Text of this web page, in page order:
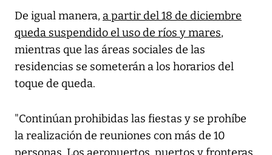
De igual manera, a partir del 18 de diciembre
queda suspendido el uso de ríos y mares,
mientras que las áreas sociales de las
residencias se someterán a los horarios del
toque de queda.
"Continúan prohibidas las fiestas y se prohíbe
la realización de reuniones con más de 10